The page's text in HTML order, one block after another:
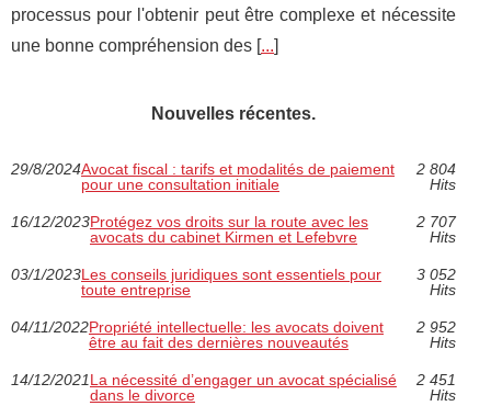
processus pour l'obtenir peut être complexe et nécessite
une bonne compréhension des [...]
Nouvelles récentes.
29/8/2024Avocat fiscal : tarifs et modalités de paiement
pour une consultation initiale
2 804
Hits
16/12/2023Protégez vos droits sur la route avec les
avocats du cabinet Kirmen et Lefebvre
2 707
Hits
03/1/2023Les conseils juridiques sont essentiels pour
toute entreprise
3 052
Hits
04/11/2022Propriété intellectuelle: les avocats doivent
être au fait des dernières nouveautés
2 952
Hits
14/12/2021La nécessité d’engager un avocat spécialisé
dans le divorce
2 451
Hits